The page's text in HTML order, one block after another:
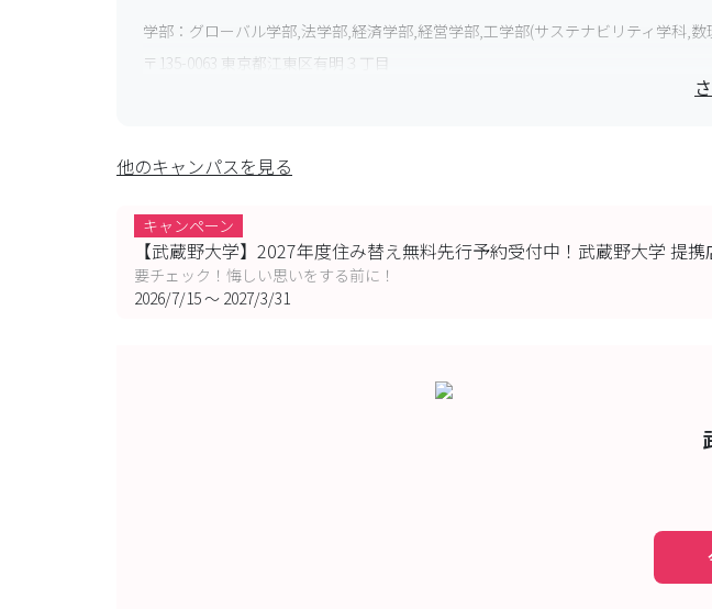
学部： グローバル学部,法学部,経済学部,経営学部,工学部(サステナビリティ学科,
〒 135-0063 東京都江東区有明３丁目
りんかい線国際展示場駅から徒歩7分,ゆりかもめ国際展示場正門駅か
他のキャンパスを見る
キャンペーン
【武蔵野大学】2027年度住み替え無料先行予約受付中！武蔵野大学 提
要チェック！悔しい思いをする前に！
2026/7/15〜 2027/3/31